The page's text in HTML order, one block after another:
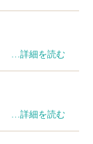
…詳細を読む
…詳細を読む